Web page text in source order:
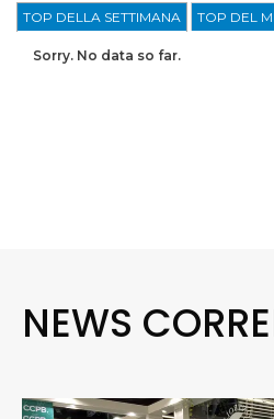
TOP DELLA SETTIMANA TOP DEL
Sorry. No data so far.
NEWS